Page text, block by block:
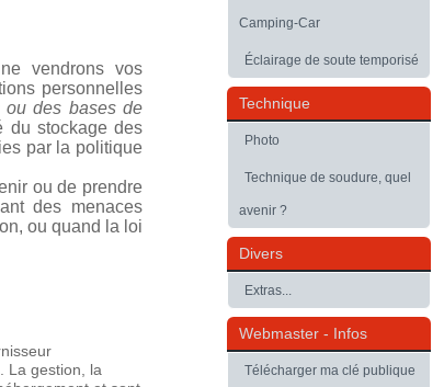
vendrons vos
personnelles
ou des bases de
du stockage des
par la politique
ou de prendre
des menaces
ou quand la loi
La gestion, la
Camping-Car
Éclairage de soute temporisé
Technique
Photo
Technique de soudure, quel
avenir ?
Divers
Extras...
Webmaster - Infos
Télécharger ma clé publique